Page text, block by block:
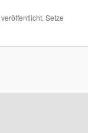
veröffentlicht. Setze